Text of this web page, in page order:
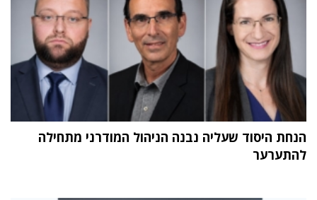
הנחת היסוד שעליה נבנה הניהול המודרני מתחילה
להתערער